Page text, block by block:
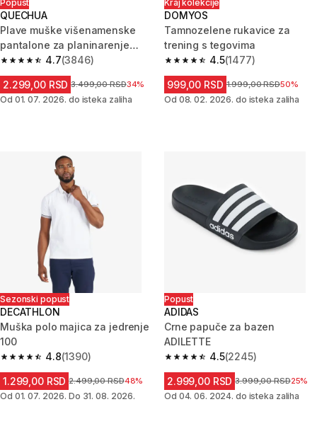
Popust
QUECHUA
Plave muške višenamenske
pantalone za planinarenje
MH150
4.7
4.7 od 5 zvezdica from 3846 Recenzije
(3846)
2.299,00 RSD Cena pre sniženja
3.499,00 RSD34%
Od 01. 07. 2026. do isteka zaliha
Kraj kolekcije
DOMYOS
Tamnozelene rukavice za
trening s tegovima
4.5
4.5 od 5 zvezdica from 1477
(1477)
999,00 RSD Cena pre sniženja
1.999,00 RSD50%
Od 08. 02. 2026. do isteka zaliha
Sezonski popust
DECATHLON
Muška polo majica za jedrenje
100
4.8
4.8 od 5 zvezdica from 1390 Recenzije
(1390)
1.299,00 RSD Cena pre sniženja
2.499,00 RSD48%
Od 01. 07. 2026. Do 31. 08. 2026.
Popust
ADIDAS
Crne papuče za bazen
ADILETTE
4.5
4.5 od 5 zvezdica from 2245
(2245)
2.999,00 RSD Cena pre sniženja
3.999,00 RSD25%
Od 04. 06. 2024. do isteka zaliha